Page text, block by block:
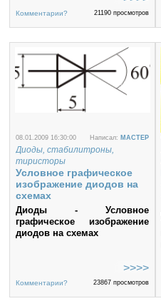
Комментарии? 21190 просмотров
08.01.2009 16:30:00 Написал: MACTEP
Диоды, стабилитроны,
тиристоры
Условное графическое
изображение диодов на
схемах
Диоды - Условное
графическое изображение
диодов на схемах
Комментарии? 23867 просмотров